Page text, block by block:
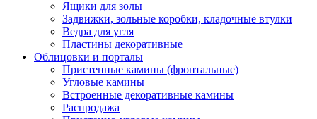
Ящики для золы
Задвижки, зольные коробки, кладочные втулки
Ведра для угля
Пластины декоративные
Облицовки и порталы
Пристенные камины (фронтальные)
Угловые камины
Встроенные декоративные камины
Распродажа